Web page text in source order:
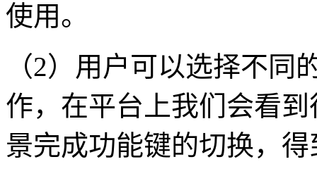
使用。
（2）用户可以选择不
作，在平台上我们会看
景完成功能键的切换，